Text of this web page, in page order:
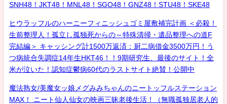
SNH48！JKT48！MNL48！SGO48！GNZ48！STU48！SKE48
ヒウラッフルのハーニーフィニッシュゴミ屋敷補完計画 ＜必殺！
生前整理人！孤立し孤独死からの～特殊清掃・遺品整理への道F
完結編＞ キャッシング計1500万返済：厨二病借金3500万円！う
つ病統合失調症14年生HKT46！！9期研究生、最後のサイト！全
米が泣いた！認知症鬱病60代のラストサイト絶賛！公開中
魔法熟女/美魔女ッ娘メグみみちゃんのニートッフルステーション
MAX！ ニート仙人仙女の映画三昧老後生活！（無職孤独居老人的